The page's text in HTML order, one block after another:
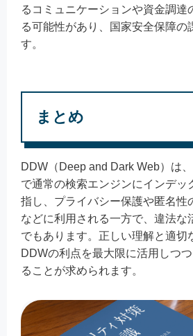
るコミュニケーションや資金調達
る可能性があり、国家安全保障の
す。
まとめ
DDW（Deep and Dark Web）は
で通常の検索エンジンにインデッ
指し、プライバシー保護や匿名性
などに利用される一方で、違法な
でもあります。正しい理解と適切
DDWの利点を最大限に活用しつ
ることが求められます。